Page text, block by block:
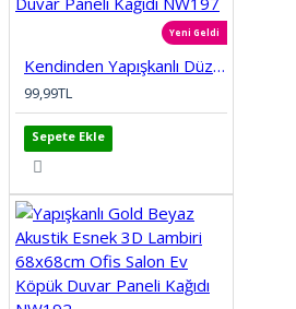
Yeni Geldi
Kendinden Yapışkanlı Düz Tuğla Desenli 3D Gri 68cmx68cm Salon Ev Köpük Duvar Paneli Kağıdı NW197
99,99TL
Sepete Ekle